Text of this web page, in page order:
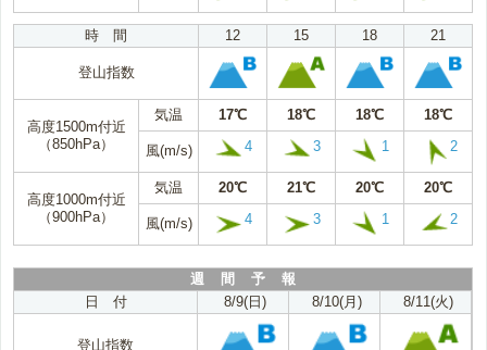
時 間 12 15 18 21
登山指数
高度1500m付近
（850hPa）
気温 17℃ 18℃ 18℃ 18℃
風(m/s) 4 3 1 2
高度1000m付近
（900hPa）
気温 20℃ 21℃ 20℃ 20℃
風(m/s) 4 3 1 2
週 間 予 報
日 付
8/9(日) 8/10(月) 8/11(火)
登山指数